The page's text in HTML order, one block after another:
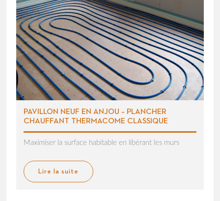
PAVILLON NEUF EN ANJOU – PLANCHER
CHAUFFANT THERMACOME CLASSIQUE
Maximiser la surface habitable en libérant les murs
Lire la suite